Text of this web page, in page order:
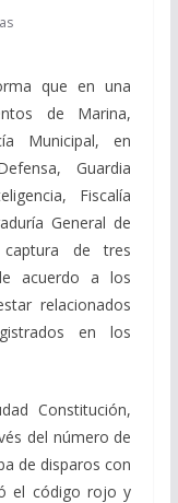
que en una
de Marina,
Municipal, en
Guardia
Fiscalía
General de
de tres
acuerdo a los
relacionados
en los
Constitución,
del número de
de disparos con
el código rojo y